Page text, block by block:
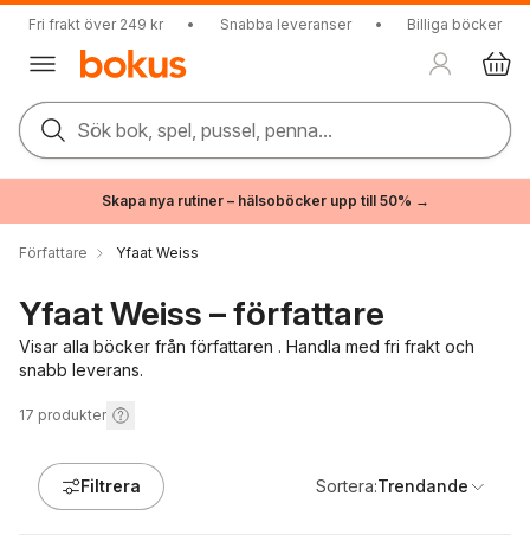
Fri frakt över 249 kr • Snabba leveranser • Billiga böcker
Sök bok, spel, pussel, penna...
Skapa nya rutiner – hälsoböcker upp till 50% →
Författare Yfaat Weiss
Yfaat Weiss – författare
Visar alla böcker från författaren . Handla med fri frakt och
snabb leverans.
17 produkter
Filtrera Sortera:Trendande